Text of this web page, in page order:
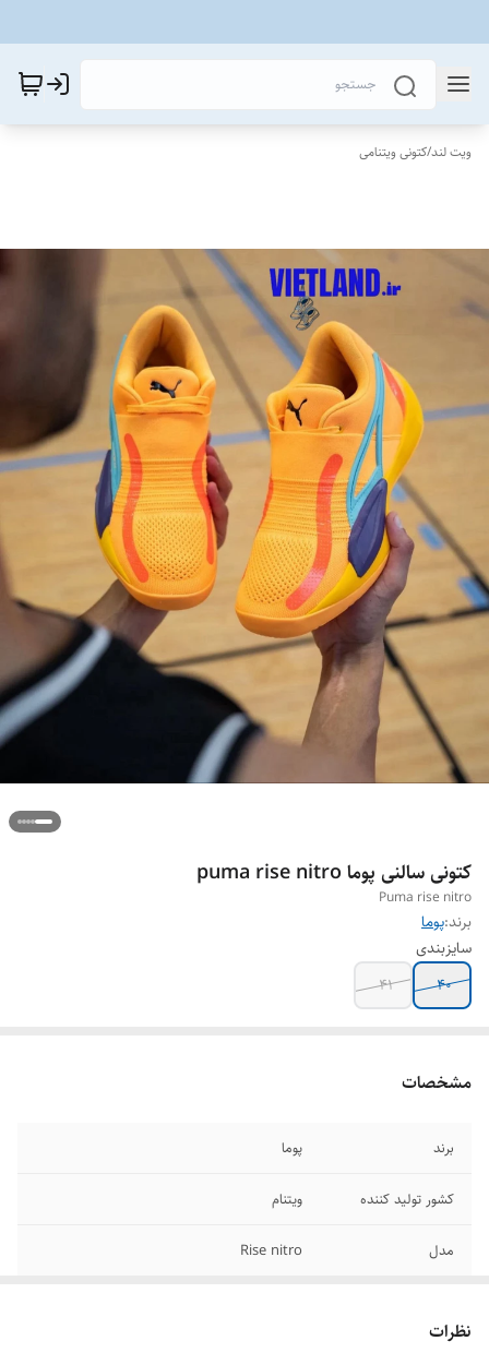
ویت لند/کتونی ویتنامی
کتونی سالنی پوما puma rise nitro
Puma rise nitro
برند:پوما
سایزبندی
۴۰
۴۱
مشخصات
برند پوما
کشور تولید کننده ویتنام
مدل Rise nitro
نظرات